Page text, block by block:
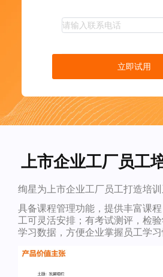
立即试用
上市企业工厂员工
绚星为上市企业工厂员工打造培
具备课程管理功能，提供丰富课
工可灵活安排；有考试测评，检
学习数据，方便企业掌握员工学